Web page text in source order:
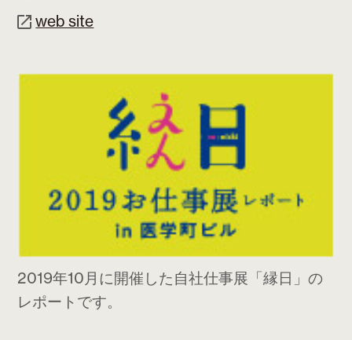
web site
2019年10月に開催した自社仕事展「縁日」の
レポートです。